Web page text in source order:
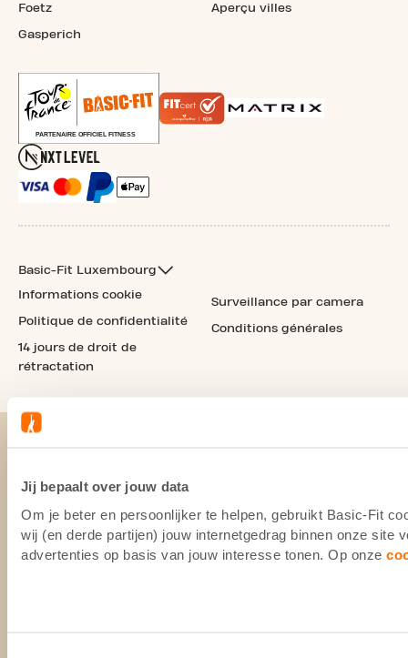
Jij bepaalt over jouw data
Om je beter en persoonlijker te helpen, gebruikt Basic-Fit
wij (en derde partijen) jouw internetgedrag binnen onze site
advertenties op basis van jouw interesse tonen. Op onze
Foetz
Gasperich
Aperçu villes
Basic-Fit Luxembourg
Informations cookie
Politique de confidentialité
14 jours de droit de
rétractation
Surveillance par camera
Conditions générales